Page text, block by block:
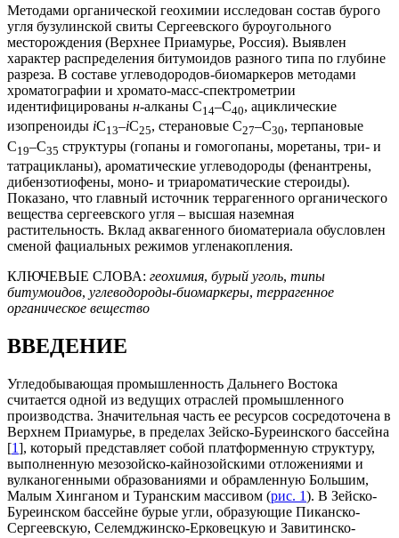
Методами органической геохимии исследован состав бурого
угля бузулинской свиты Сергеевского буроугольного
месторождения (Верхнее Приамурье, Россия). Выявлен
характер распределения битумоидов разного типа по глубине
разреза. В составе углеводородов-биомаркеров методами
хроматографии и хромато-масс-спектрометрии
идентифицированы н-алканы C14–C40, ациклические
изопреноиды iC13–iC25, стерановые C27–C30, терпановые
C19–C35 структуры (гопаны и гомогопаны, моретаны, три- и
татрацикланы), ароматические углеводороды (фенантрены,
дибензотиофены, моно- и триароматические стероиды).
Показано, что главный источник террагенного органического
вещества сергеевского угля – высшая наземная
растительность. Вклад аквагенного биоматериала обусловлен
сменой фациальных режимов угленакопления.
КЛЮЧЕВЫЕ СЛОВА: геохимия, бурый уголь, типы
битумоидов, углеводороды-биомаркеры, террагенное
органическое вещество
ВВЕДЕНИЕ
Угледобывающая промышленность Дальнего Востока
считается одной из ведущих отраслей промышленного
производства. Значительная часть ее ресурсов сосредоточена в
Верхнем Приамурье, в пределах Зейско-Буреинского бассейна
[1], который представляет собой платформенную структуру,
выполненную мезозойско-кайнозойскими отложениями и
вулканогенными образованиями и обрамленную Большим,
Малым Хинганом и Туранским массивом (рис. 1). В Зейско-
Буреинском бассейне бурые угли, образующие Пиканско-
Сергеевскую, Селемджинско-Ерковецкую и Завитинско-